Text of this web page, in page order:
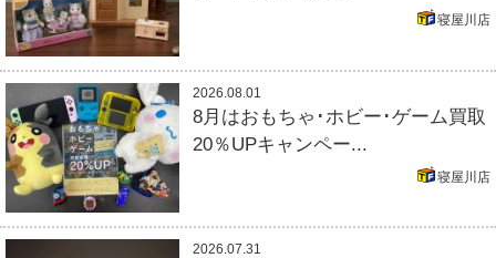
寝屋川店
2026.08.01
8月はおもちゃ･ホビー･ゲーム買取
20％UPキャンペー...
寝屋川店
2026.07.31